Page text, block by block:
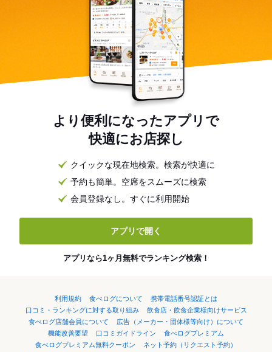
より便利になったアプリで
快適にお店探し
クイックな現在地検索。検索が快適に
予約も簡単。空席をスムーズに検索
会員登録なし。すぐに利用開始
アプリで開く
アプリなら1ヶ月無料でランキング検索！
利用規約 食べログについて
携帯電話番号認証とは
口コミ・ランキングに対する取り組み
飲食店・飲食企業様向けサービス
食べログ店舗会員について
広告（メーカー・団体様等向け）について
機能改善要望
口コミガイドライン
食べログプレミアム
食べログプレミアム無料クーポン
ネット予約（リクエスト予約）